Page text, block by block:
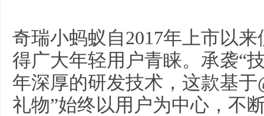
奇瑞小蚂蚁自2017年上市以
得广大年轻用户青睐。承袭“
年深厚的研发技术，这款基
礼物”始终以用户为中心，不